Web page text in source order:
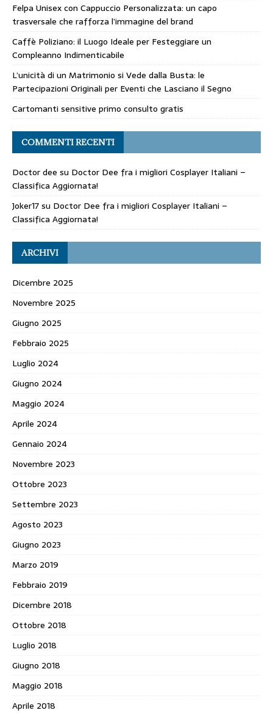
Felpa Unisex con Cappuccio Personalizzata: un capo
trasversale che rafforza l’immagine del brand
Caffè Poliziano: il Luogo Ideale per Festeggiare un
Compleanno Indimenticabile
L’unicità di un Matrimonio si Vede dalla Busta: le
Partecipazioni Originali per Eventi che Lasciano il Segno
Cartomanti sensitive primo consulto gratis
COMMENTI RECENTI
Doctor dee su Doctor Dee fra i migliori Cosplayer Italiani –
Classifica Aggiornata!
Joker17su Doctor Dee fra i migliori Cosplayer Italiani –
Classifica Aggiornata!
ARCHIVI
Dicembre 2025
Novembre 2025
Giugno 2025
Febbraio 2025
Luglio 2024
Giugno 2024
Maggio 2024
Aprile 2024
Gennaio 2024
Novembre 2023
Ottobre 2023
Settembre 2023
Agosto 2023
Giugno 2023
Marzo 2019
Febbraio 2019
Dicembre 2018
Ottobre 2018
Luglio 2018
Giugno 2018
Maggio 2018
Aprile 2018